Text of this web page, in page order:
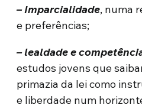
– Imparcialidade, numa
e preferências;
– lealdade e
estudos jovens que
primazia da lei como
e liberdade num